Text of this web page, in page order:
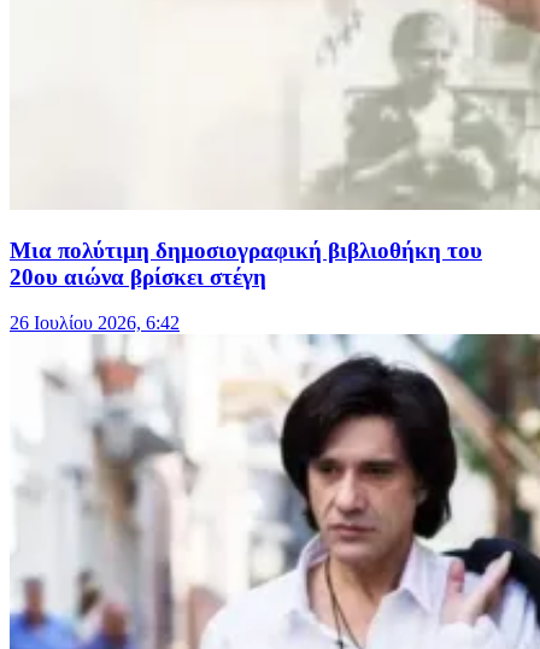
Μια πολύτιμη δημοσιογραφική βιβλιοθήκη του
20ου αιώνα βρίσκει στέγη
26 Ιουλίου 2026, 6:42